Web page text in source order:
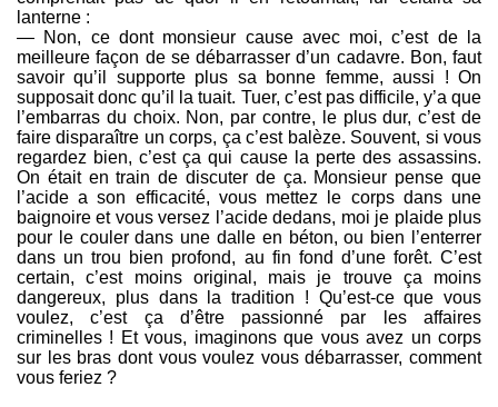
lanterne :
— Non, ce dont monsieur cause avec moi, c’est de la
meilleure façon de se débarrasser d’un cadavre. Bon, faut
savoir qu’il supporte plus sa bonne femme, aussi ! On
supposait donc qu’il la tuait. Tuer, c’est pas difficile, y’a que
l’embarras du choix. Non, par contre, le plus dur, c’est de
faire disparaître un corps, ça c’est balèze. Souvent, si vous
regardez bien, c’est ça qui cause la perte des assassins.
On était en train de discuter de ça. Monsieur pense que
l’acide a son efficacité, vous mettez le corps dans une
baignoire et vous versez l’acide dedans, moi je plaide plus
pour le couler dans une dalle en béton, ou bien l’enterrer
dans un trou bien profond, au fin fond d’une forêt. C’est
certain, c’est moins original, mais je trouve ça moins
dangereux, plus dans la tradition ! Qu’est-ce que vous
voulez, c’est ça d’être passionné par les affaires
criminelles ! Et vous, imaginons que vous avez un corps
sur les bras dont vous voulez vous débarrasser, comment
vous feriez ?